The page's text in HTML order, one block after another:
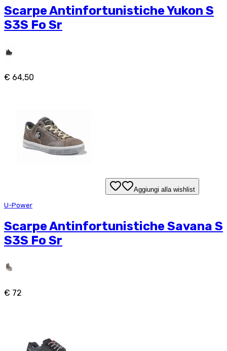
Scarpe Antinfortunistiche Yukon S
S3S Fo Sr
€ 64,50
Aggiungi alla wishlist
U-Power
Scarpe Antinfortunistiche Savana S
S3S Fo Sr
€ 72